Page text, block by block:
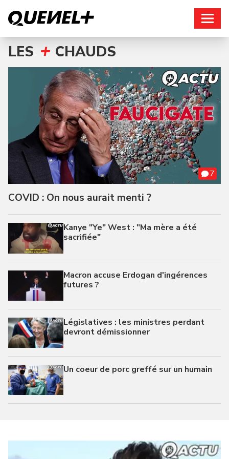
LES + CHAUDS
7
COVID : On nous aurait menti ?
Kanye "Ye" West : "Ma mère a été
sacrifiée"
Macron accuse Erdogan d'ingérences
futures ?
Législatives : les ministres perdant
devront démissionner
Un coeur de porc greffé sur un humain
Israël